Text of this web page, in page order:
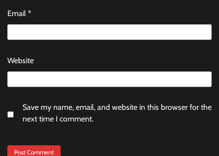
Email *
Website
Save my name, email, and website in this browser for the
next time I comment.